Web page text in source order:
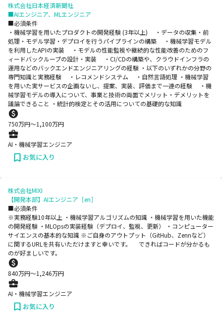
株式会社日本経済新聞社
■AIエンジニア、MLエンジニア
■必須条件
・機械学習を用いたプロダクトの開発経験 (3年以上) ・データの収集・前
処理・モデル学習・デプロイを行うパイプラインの構築 ・機械学習モデル
を利用したAPIの実装 ・モデルの性能監視や継続的な性能改善のためのフ
ィードバックループの設計・実装 ・CI/CDの構築や、クラウドインフラの
運用などのバックエンドエンジニアリングの経験 ・以下のいずれかの分野の
専門知識と実務経験 ・レコメンドシステム ・自然言語処理 ・機械学習
を用いた実サービスの企画ないし、提案、実装、評価まで一連の経験 ・機
械学習モデルの導入について、事業と技術の両面でメリット・デメリットを
議論できること ・統計的検定とその活用についての基礎的な知識
750万円〜1,100万円
AI・機械学習エンジニア
お気に入り
株式会社MIXI
【開発本部】AIエンジニア［en］
■必須条件
※実務経験10年以上 ・機械学習アルゴリズムの知識 ・機械学習を用いた機能
の開発経験 ・MLOpsの実装経験（デプロイ、監視、更新） ・コンピューター
サイエンスの基本的な知識 ※ご自身のアウトプット（GitHub、Zennなど）
に関するURLを共有いただけますと幸いです。 できればコードが分かるも
のが好ましいです。
840万円〜1,246万円
AI・機械学習エンジニア
お気に入り